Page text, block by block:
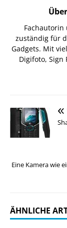
Fachautorin
zuständig für
Gadgets. Mit
Digifoto, Sign
Eine Kamera wie
ÄHNLICHE